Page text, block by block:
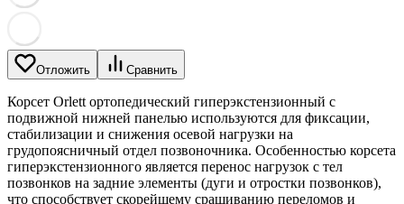
Отложить Сравнить
Корсет Orlett ортопедический гиперэкстензионный с
подвижной нижней панелью используются для фиксации,
стабилизации и снижения осевой нагрузки на
грудопоясничный отдел позвоночника. Особенностью корсета
гиперэкстензионного является перенос нагрузок с тел
позвонков на задние элементы (дуги и отростки позвонков),
что способствует скорейшему сращиванию переломов и